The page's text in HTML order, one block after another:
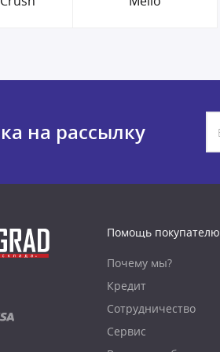
на рассылку
Помощь покупателю
Почему мы?
Кредит
Сотрудничество
Сервис